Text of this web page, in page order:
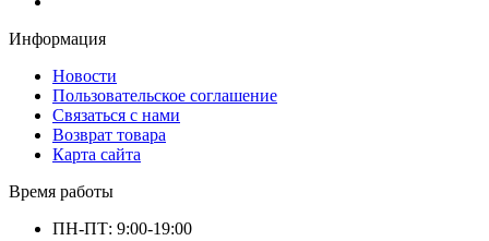
Информация
Новости
Пользовательское соглашение
Связаться с нами
Возврат товара
Карта сайта
Время работы
ПН-ПТ: 9:00-19:00